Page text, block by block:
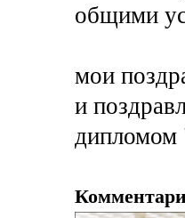
общими
мои
и
дипломом